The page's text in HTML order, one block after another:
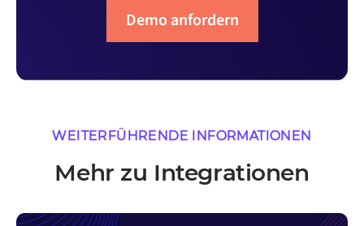
Demo anfordern
WEITERFÜHRENDE INFORMATIONEN
Mehr zu Integrationen